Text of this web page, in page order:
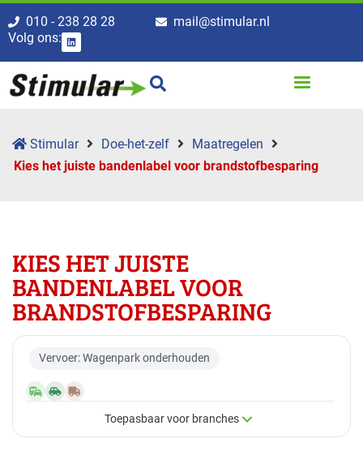
010 - 238 28 28
mail@stimular.nl
Volg ons:
Stimular Doe-het-zelf
Maatregelen
Kies het juiste bandenlabel voor brandstofbesparing
KIES HET JUISTE
BANDENLABEL VOOR
BRANDSTOFBESPARING
Vervoer: Wagenpark onderhouden
Toepasbaar voor branches